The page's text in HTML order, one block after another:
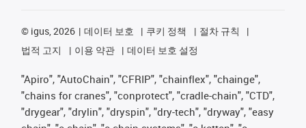
© igus, 2026 데이터 보호 쿠키 정책
절차 규칙
법적 고지
이용 약관 데이터 보호 설정
"Apiro", "AutoChain", "CFRIP", "chainflex", "chainge",
"chains for cranes", "conprotect", "cradle-chain", "CTD",
"drygear", "drylin", "dryspin", "dry-tech", "dryway", "easy